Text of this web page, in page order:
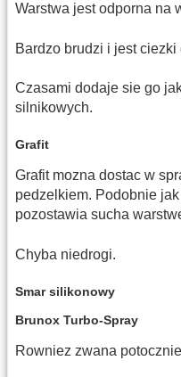
Warstwa jest odporna na
Bardzo brudzi i jest
Czasami dodaje sie go
silnikowych.
Grafit
Grafit mozna dostac w
pedzelkiem. Podobnie
pozostawia sucha
Chyba niedrogi.
Smar silikonowy
Brunox Turbo-Spray
Rowniez zwana